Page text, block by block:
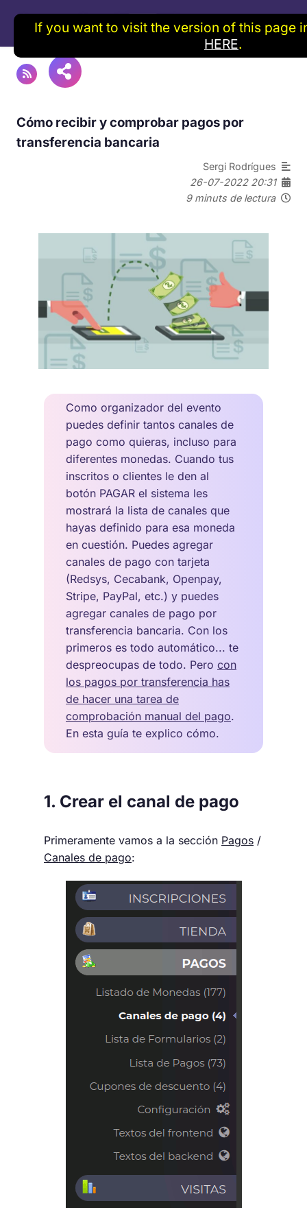
Cómo recibir y comprobar pagos por
transferencia bancaria
Sergi Rodrígues
26-07-2022 20:31
9 minuts de lectura
Como organizador del evento
puedes definir tantos canales de
pago como quieras, incluso para
diferentes monedas. Cuando tus
inscritos o clientes le den al
botón PAGAR el sistema les
mostrará la lista de canales que
hayas definido para esa moneda
en cuestión. Puedes agregar
canales de pago con tarjeta
(Redsys, Cecabank, Openpay,
Stripe, PayPal, etc.) y puedes
agregar canales de pago por
transferencia bancaria. Con los
primeros es todo automático... te
despreocupas de todo. Pero con
los pagos por transferencia has
de hacer una tarea de
comprobación manual del pago.
En esta guía te explico cómo.
1. Crear el canal de pago
Primeramente vamos a la sección Pagos /
Canales de pago:
If you want to visit the version of this page
HERE.